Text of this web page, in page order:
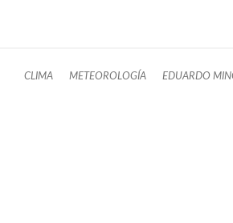
CLIMA METEOROLOGÍA EDUARDO